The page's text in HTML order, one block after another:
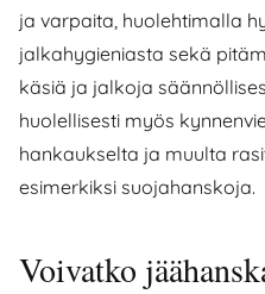
ja varpaita, huolehtimalla
jalkahygieniasta sekä
käsiä ja jalkoja
huolellisesti myös
hankaukselta ja muulta
esimerkiksi suojahanskoja.
Voivatko